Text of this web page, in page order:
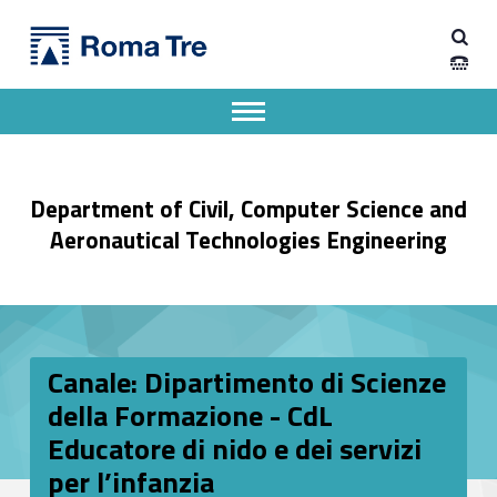
Canale: Dipartimento di Scienze della Formazione - CdL Educatore di nido e dei servizi per l’infanzia - Dipartimento di Ingegneria Civile, Informatica e delle Tecnologie Aeronautiche
Department of Civil, Computer Science and
Aeronautical Technologies Engineering
Apri il menu secondario
Header info sidebar
Canale: Dipartimento di Scienze
della Formazione - CdL
Educatore di nido e dei servizi
per l’infanzia